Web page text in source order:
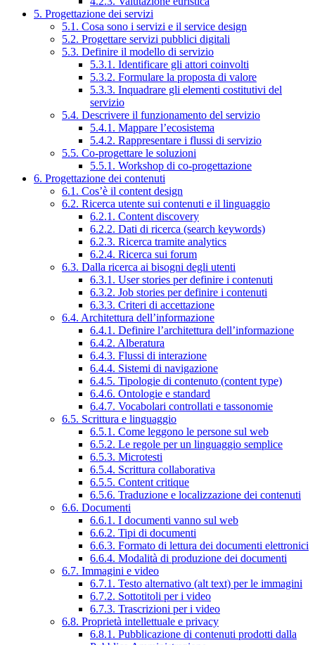
5. Progettazione dei servizi
5.1. Cosa sono i servizi e il service design
5.2. Progettare servizi pubblici digitali
5.3. Definire il modello di servizio
5.3.1. Identificare gli attori coinvolti
5.3.2. Formulare la proposta di valore
5.3.3. Inquadrare gli elementi costitutivi del
servizio
5.4. Descrivere il funzionamento del servizio
5.4.1. Mappare l’ecosistema
5.4.2. Rappresentare i flussi di servizio
5.5. Co-progettare le soluzioni
5.5.1. Workshop di co-progettazione
6. Progettazione dei contenuti
6.1. Cos’è il content design
6.2. Ricerca utente sui contenuti e il linguaggio
6.2.1. Content discovery
6.2.2. Dati di ricerca (search keywords)
6.2.3. Ricerca tramite analytics
6.2.4. Ricerca sui forum
6.3. Dalla ricerca ai bisogni degli utenti
6.3.1. User stories per definire i contenuti
6.3.2. Job stories per definire i contenuti
6.3.3. Criteri di accettazione
6.4. Architettura dell’informazione
6.4.1. Definire l’architettura dell’informazione
6.4.2. Alberatura
6.4.3. Flussi di interazione
6.4.4. Sistemi di navigazione
6.4.5. Tipologie di contenuto (content type)
6.4.6. Ontologie e standard
6.4.7. Vocabolari controllati e tassonomie
6.5. Scrittura e linguaggio
6.5.1. Come leggono le persone sul web
6.5.2. Le regole per un linguaggio semplice
6.5.3. Microtesti
6.5.4. Scrittura collaborativa
6.5.5. Content critique
6.5.6. Traduzione e localizzazione dei contenuti
6.6. Documenti
6.6.1. I documenti vanno sul web
6.6.2. Tipi di documenti
6.6.3. Formato di lettura dei documenti elettronici
6.6.4. Modalità di produzione dei documenti
6.7. Immagini e video
6.7.1. Testo alternativo (alt text) per le immagini
6.7.2. Sottotitoli per i video
6.7.3. Trascrizioni per i video
6.8. Proprietà intellettuale e privacy
6.8.1. Pubblicazione di contenuti prodotti dalla